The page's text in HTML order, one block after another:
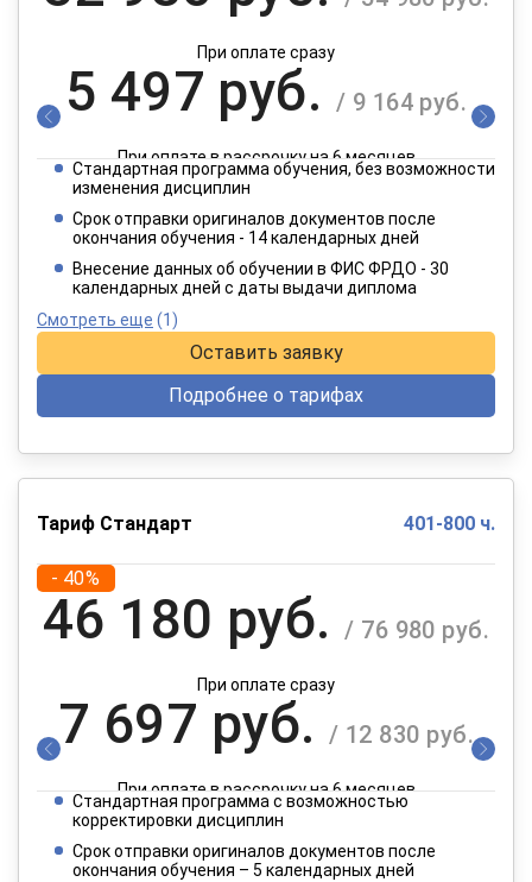
При оплате сразу
5 497 руб. / 9 164 руб.
При оплате в рассрочку на 6 месяцев
2 749 руб.
При оплате в рассрочку на 12 месяцев
Стандартная программа обучения, без возможности
изменения дисциплин
Срок отправки оригиналов документов после
окончания обучения - 14 календарных дней
Внесение данных об обучении в ФИС ФРДО - 30
календарных дней с даты выдачи диплома
Смотреть еще (1)
Оставить заявку
Подробнее о тарифах
Тариф Стандарт 401-800 ч.
- 40%
46 180 руб. / 76 980 руб.
При оплате сразу
7 697 руб. / 12 830 руб.
При оплате в рассрочку на 6 месяцев
3 849 руб.
Стандартная программа с возможностью
корректировки дисциплин
Срок отправки оригиналов документов после
окончания обучения – 5 календарных дней